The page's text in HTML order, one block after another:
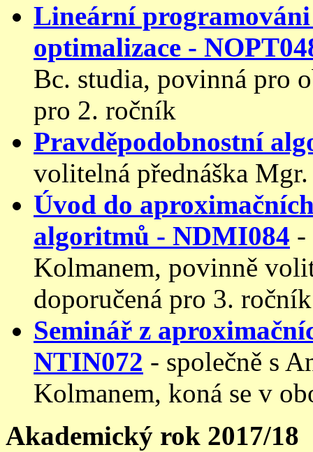
Lineární
optimalizace -
Bc. studia, povinná pro
pro 2. ročník
Pravděpodobnostní
volitelná přednáška
Úvod do
algoritmů - NDMI084 -
Kolmanem, povinně
doporučená pro 3. ročník
Seminář z
NTIN072 - společně s
Kolmanem, koná se v
Akademický rok 2017/18